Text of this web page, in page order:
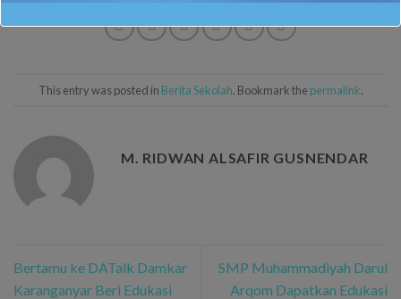
This entry was posted in Berita Sekolah. Bookmark the permalink.
M. RIDWAN ALSAFIR GUSNENDAR
Bertamu ke DATalk Damkar
Karanganyar Beri Edukasi
SMP Muhammadiyah Darul
Arqom Dapatkan Edukasi